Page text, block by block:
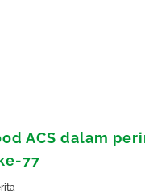
ACS dalam
77